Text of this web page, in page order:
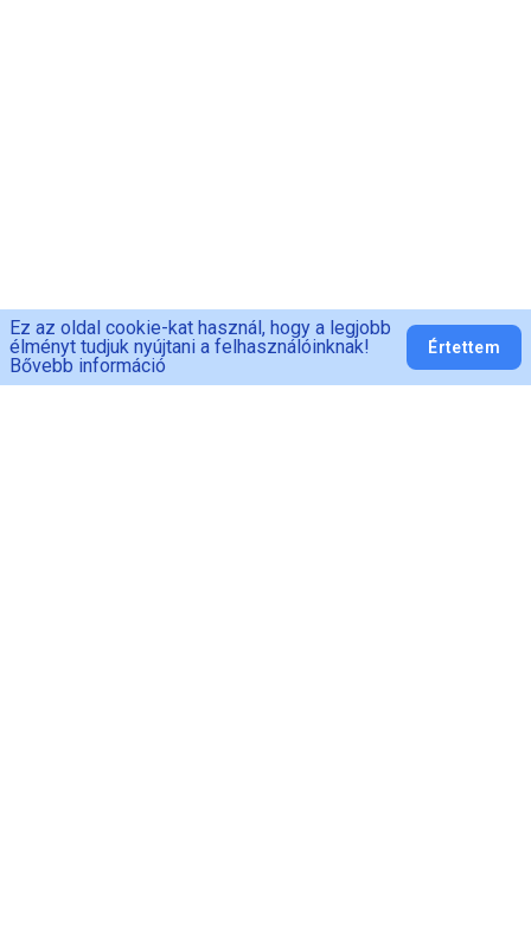
Ez az oldal cookie-kat használ, hogy a legjobb
élményt tudjuk nyújtani a felhasználóinknak!
Bővebb információ
Értettem